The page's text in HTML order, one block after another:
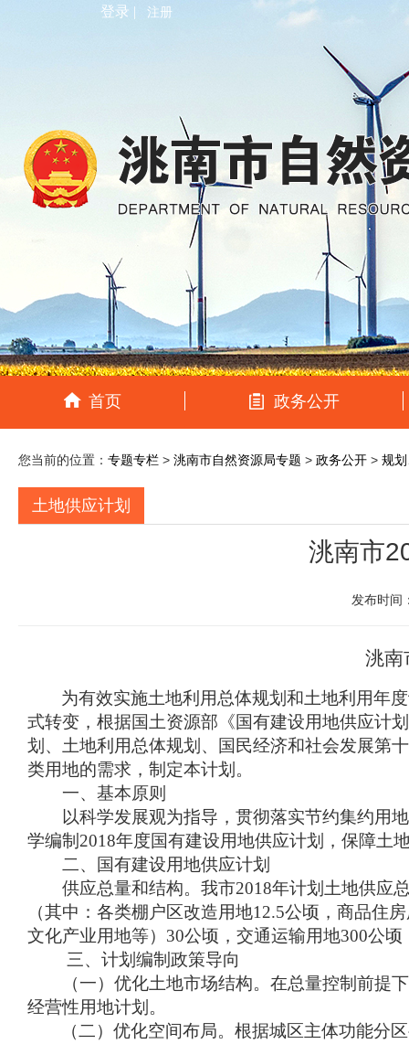
登录 | 注册
首页 政务公开
您当前的位置： 专题专栏 > 洮南市自然资源局专题 > 政务公开 > 规
土地供应计划
洮南市
发布时间
洮南
为有效实施土地利用总体规划和土地利用年
式转变，根据国土资源部《国有建设用地供应计
划、土地利用总体规划、国民经济和社会发展第
类用地的需求，制定本计划。
一、基本原则
以科学发展观为指导，贯彻落实节约集约用地
学编制 2018年度国有建设用地供应计划，保障土
二、国有建设用地供应计划
供应总量和结构。我市2018年计划土地供应
（其中：各类棚户区改造用地12.5公顷，商品住
文化产业用地等） 30公顷，交通运输用地300公顷
三、计划编制政策导向
（一）优化土地市场结构。在总量控制前提
经营性用地计划。
（二）优化空间布局。根据城区主体功能分